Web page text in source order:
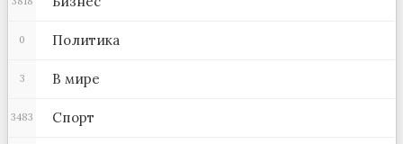
Политика
0
В мире
3
Спорт
3483